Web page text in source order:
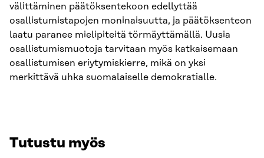
välittäminen päätöksentekoon edellyttää
osallistumistapojen moninaisuutta, ja päätöksenteon
laatu paranee mielipiteitä törmäyttämällä. Uusia
osallistumismuotoja tarvitaan myös katkaisemaan
osallistumisen eriytymiskierre, mikä on yksi
merkittävä uhka suomalaiselle demokratialle.
Tutustu myös